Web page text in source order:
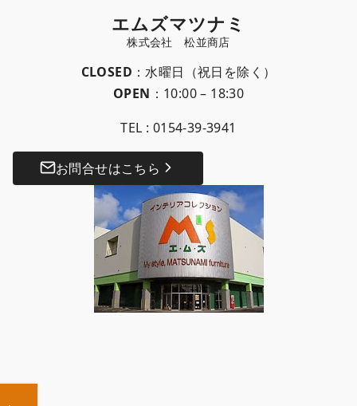
エムズマツナミ
CLOSED ：水曜日（祝日を除く）
OPEN ：10:00 – 18:30
TEL : 0154-39-3941
お問合せはこちら